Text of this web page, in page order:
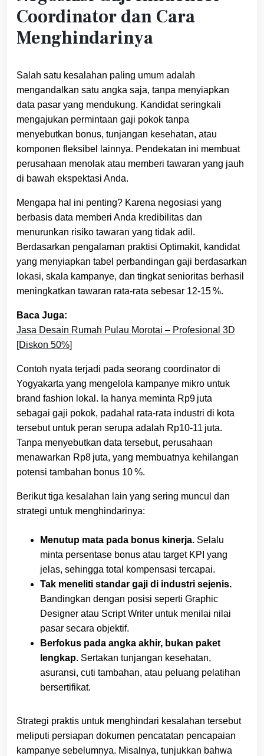
Coordinator dan Cara
Menghindarinya
Salah satu kesalahan paling umum adalah
mengandalkan satu angka saja, tanpa menyiapkan
data pasar yang mendukung. Kandidat seringkali
mengajukan permintaan gaji pokok tanpa
menyebutkan bonus, tunjangan kesehatan, atau
komponen fleksibel lainnya. Pendekatan ini membuat
perusahaan menolak atau memberi tawaran yang jauh
di bawah ekspektasi Anda.
Mengapa hal ini penting? Karena negosiasi yang
berbasis data memberi Anda kredibilitas dan
menurunkan risiko tawaran yang tidak adil.
Berdasarkan pengalaman praktisi Optimakit, kandidat
yang menyiapkan tabel perbandingan gaji berdasarkan
lokasi, skala kampanye, dan tingkat senioritas berhasil
meningkatkan tawaran rata‑rata sebesar 12‑15 %.
Baca Juga:
Jasa Desain Rumah Pulau Morotai – Profesional 3D
[Diskon 50%]
Contoh nyata terjadi pada seorang coordinator di
Yogyakarta yang mengelola kampanye mikro untuk
brand fashion lokal. Ia hanya meminta Rp9 juta
sebagai gaji pokok, padahal rata‑rata industri di kota
tersebut untuk peran serupa adalah Rp10‑11 juta.
Tanpa menyebutkan data tersebut, perusahaan
menawarkan Rp8 juta, yang membuatnya kehilangan
potensi tambahan bonus 10 %.
Berikut tiga kesalahan lain yang sering muncul dan
strategi untuk menghindarinya:
Menutup mata pada bonus kinerja. Selalu
minta persentase bonus atau target KPI yang
jelas, sehingga total kompensasi tercapai.
Tak meneliti standar gaji di industri sejenis.
Bandingkan dengan posisi seperti Graphic
Designer atau Script Writer untuk menilai nilai
pasar secara objektif.
Berfokus pada angka akhir, bukan paket
lengkap. Sertakan tunjangan kesehatan,
asuransi, cuti tambahan, atau peluang pelatihan
bersertifikat.
Strategi praktis untuk menghindari kesalahan tersebut
meliputi persiapan dokumen pencatatan pencapaian
kampanye sebelumnya. Misalnya, tunjukkan bahwa